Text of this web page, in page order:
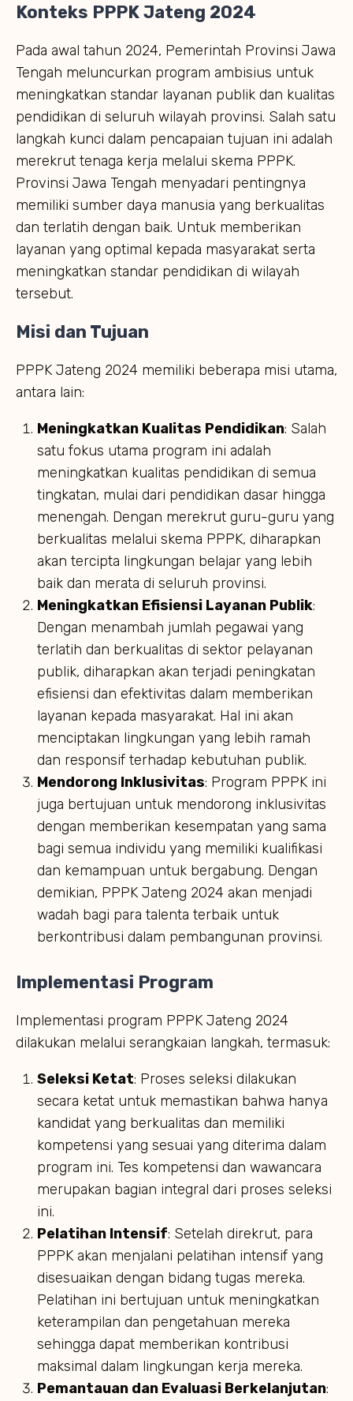
Konteks PPPK Jateng 2024
Pada awal tahun 2024, Pemerintah Provinsi Jawa
Tengah meluncurkan program ambisius untuk
meningkatkan standar layanan publik dan kualitas
pendidikan di seluruh wilayah provinsi. Salah satu
langkah kunci dalam pencapaian tujuan ini adalah
merekrut tenaga kerja melalui skema PPPK.
Provinsi Jawa Tengah menyadari pentingnya
memiliki sumber daya manusia yang berkualitas
dan terlatih dengan baik. Untuk memberikan
layanan yang optimal kepada masyarakat serta
meningkatkan standar pendidikan di wilayah
tersebut.
Misi dan Tujuan
PPPK Jateng 2024 memiliki beberapa misi utama,
antara lain:
Meningkatkan Kualitas Pendidikan: Salah
satu fokus utama program ini adalah
meningkatkan kualitas pendidikan di semua
tingkatan, mulai dari pendidikan dasar hingga
menengah. Dengan merekrut guru-guru yang
berkualitas melalui skema PPPK, diharapkan
akan tercipta lingkungan belajar yang lebih
baik dan merata di seluruh provinsi.
Meningkatkan Efisiensi Layanan Publik:
Dengan menambah jumlah pegawai yang
terlatih dan berkualitas di sektor pelayanan
publik, diharapkan akan terjadi peningkatan
efisiensi dan efektivitas dalam memberikan
layanan kepada masyarakat. Hal ini akan
menciptakan lingkungan yang lebih ramah
dan responsif terhadap kebutuhan publik.
Mendorong Inklusivitas: Program PPPK ini
juga bertujuan untuk mendorong inklusivitas
dengan memberikan kesempatan yang sama
bagi semua individu yang memiliki kualifikasi
dan kemampuan untuk bergabung. Dengan
demikian, PPPK Jateng 2024 akan menjadi
wadah bagi para talenta terbaik untuk
berkontribusi dalam pembangunan provinsi.
Implementasi Program
Implementasi program PPPK Jateng 2024
dilakukan melalui serangkaian langkah, termasuk:
Seleksi Ketat: Proses seleksi dilakukan
secara ketat untuk memastikan bahwa hanya
kandidat yang berkualitas dan memiliki
kompetensi yang sesuai yang diterima dalam
program ini. Tes kompetensi dan wawancara
merupakan bagian integral dari proses seleksi
ini.
Pelatihan Intensif: Setelah direkrut, para
PPPK akan menjalani pelatihan intensif yang
disesuaikan dengan bidang tugas mereka.
Pelatihan ini bertujuan untuk meningkatkan
keterampilan dan pengetahuan mereka
sehingga dapat memberikan kontribusi
maksimal dalam lingkungan kerja mereka.
Pemantauan dan Evaluasi Berkelanjutan: